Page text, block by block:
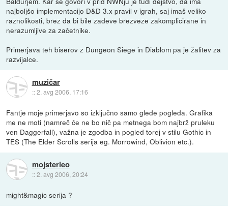
najboljšo implementacijo D&D 3.x pravil v igrah, saj imaš veliko
raznolikosti, brez da bi bile zadeve brezveze zakomplicirane in
nerazumljive za začetnike.
Primerjava teh biserov z Dungeon Siege in Diablom pa je žalitev za
razvijalce.
muzičar
::2. avg 2006, 17:16
Fantje moje primerjavo so izključno samo glede pogleda. Grafika
me ne moti (namreč če ne bo nič pa metnega bom najbrž pruleku
ven Daggerfall), važna je zgodba in pogled torej v stilu Gothic in
TES (The Elder Scrolls serija eg. Morrowind, Oblivion etc.).
mojsterleo
::2. avg 2006, 20:24
might&magic serija ?